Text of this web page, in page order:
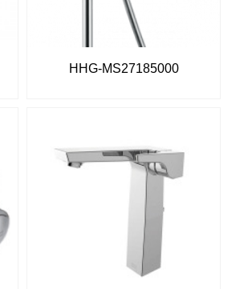
HHG-MS27185000